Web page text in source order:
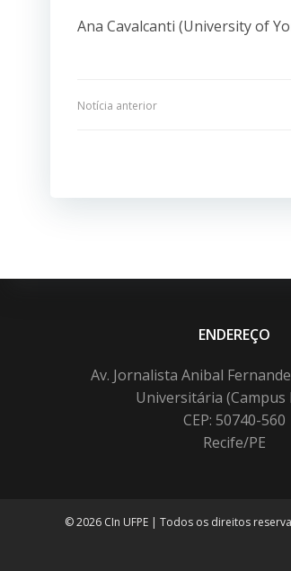
Ana Cavalcanti (University of
Navegação
Post
Notícia anterior
ENDEREÇO
Av. Jornalista Anibal
Universitária (Campus
CEP: 50740-560
Recife/PE
© 2026 CIn UFPE | Todos os direitos